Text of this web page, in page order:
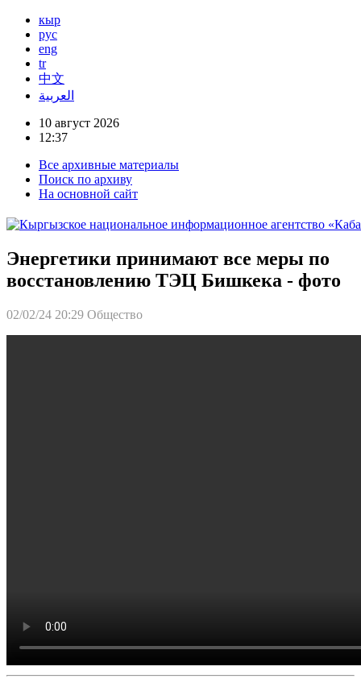
кыр
рус
eng
tr
中文
العربية
10 август 2026
12:37
Все архивные материалы
Поиск по архиву
На основной сайт
Энергетики принимают все меры по
восстановлению ТЭЦ Бишкека - фото
02/02/24 20:29 Общество